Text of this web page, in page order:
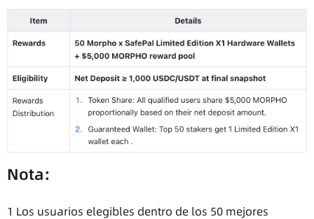
Nota:
1 Los usuarios elegibles dentro de los 50 mejores